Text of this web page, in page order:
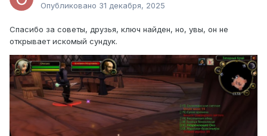
Опубликовано 31 декабря, 2025
Cпасибо за советы, друзья, ключ найден, но, увы, он не
открывает искомый сундук.